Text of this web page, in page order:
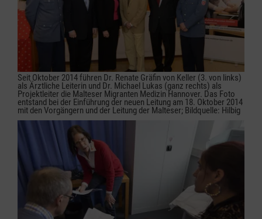
Seit Oktober 2014 führen Dr. Renate Gräfin von Keller (3. von links)
als Ärztliche Leiterin und Dr. Michael Lukas (ganz rechts) als
Projektleiter die Malteser Migranten Medizin Hannover. Das Foto
entstand bei der Einführung der neuen Leitung am 18. Oktober 2014
mit den Vorgängern und der Leitung der Malteser; Bildquelle: Hilbig